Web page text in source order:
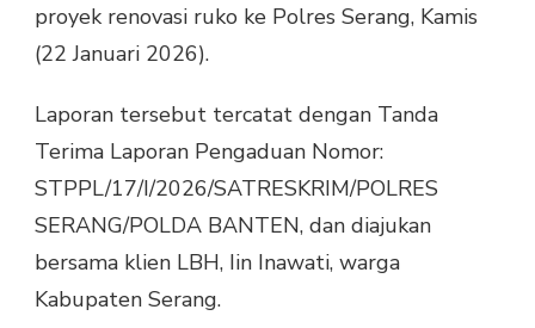
BANTEN
KE
proyek renovasi ruko ke Polres Serang, Kamis
(22 Januari 2026).
Laporan tersebut tercatat dengan Tanda
Terima Laporan Pengaduan Nomor:
STPPL/17/I/2026/SATRESKRIM/POLRES
SERANG/POLDA BANTEN, dan diajukan
bersama klien LBH, Iin Inawati, warga
Kabupaten Serang.